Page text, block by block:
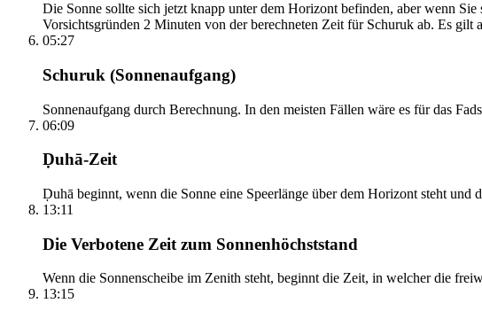
Die Sonne sollte sich jetzt knapp unter dem Horizont befinden, aber wenn
Vorsichtsgründen 2 Minuten von der berechneten Zeit für Schuruk ab. Es gilt
05:27
Schuruk (Sonnenaufgang)
Sonnenaufgang durch Berechnung. In den meisten Fällen wäre es für das
06:09
Ḍuhā-Zeit
Ḍuhā beginnt, wenn die Sonne eine Speerlänge über dem Horizont steht und
13:11
Die Verbotene Zeit zum Sonnenhöchststand
Wenn die Sonnenscheibe im Zenith steht, beginnt die Zeit, in welcher die
13:15